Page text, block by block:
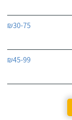
₪30-75
₪45-99